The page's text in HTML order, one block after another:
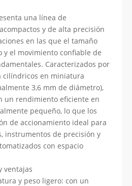
una línea de
y de alta precisión
en las que el tamaño
y el movimiento confiable de
Caracterizados por
cilíndricos en miniatura
3,6 mm de diámetro),
un rendimiento eficiente en
pequeño, lo que los
de accionamiento ideal para
instrumentos de precisión y
con espacio
ventajas
y peso ligero: con un